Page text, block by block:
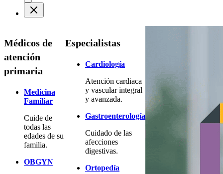
Médicos de
atención
primaria
Medicina
Familiar
Cuide de
todas las
edades de su
familia.
OBGYN
Especialistas
Cardiología
Atención cardiaca
y vascular integral
y avanzada.
Gastroenterología
Cuidado de las
afecciones
digestivas.
Ortopedía